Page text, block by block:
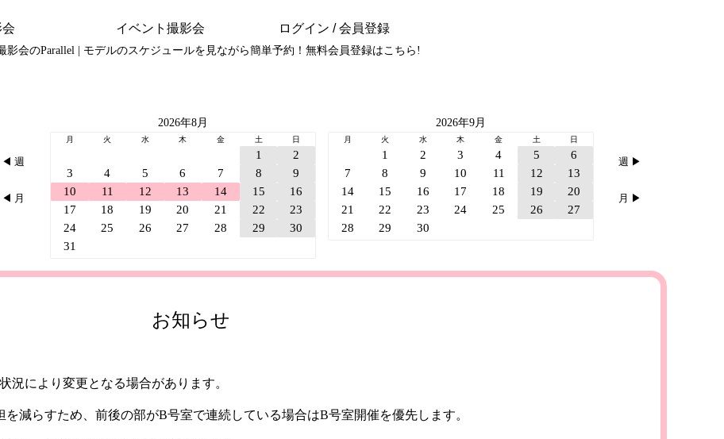
イベント撮影会 ログイン / 会員登録
影会のParallel | モデルのスケジュールを見ながら簡単予約！無料会員登録はこちら !
◀︎ 週
◀︎ 月
2026年8月
月 火 水 木 金 土 日
1
2
3
4 5 6 7 8
9
10
11 12 13 14 15
16
17
18 19 20 21 22
23
24
25 26 27 28 29
30
31
2026年9月
月 火 水 木 金 土 日
1 2 3 4 5
6
7
8 9 10 11 12
13
14
15 16 17 18 19
20
21
22 23 24 25 26
27
28
29 30
週 ▶︎
月 ▶︎
お知らせ
により変更となる場合があります。
減らすため、前後の部がB号室で連続している場合はB号室開催を優先します。